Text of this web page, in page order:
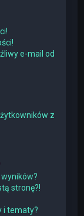
e-mail od
z
stronę?!
i tematy?